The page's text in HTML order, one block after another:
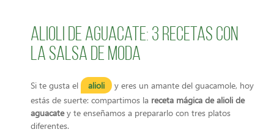
Alioli de aguacate: 3 recetas con
la salsa de moda
Si te gusta el alioli
y eres un amante del guacamole, hoy
estás de suerte: compartimos la receta mágica de alioli de
aguacatey te enseñamos a prepararlo con tres platos
diferentes.